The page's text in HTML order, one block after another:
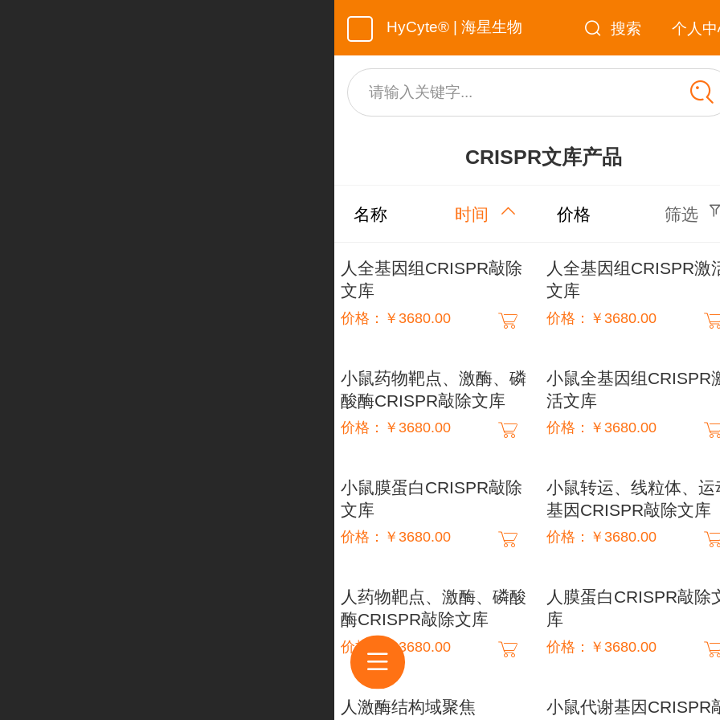
HyCyte® | 海星生物 搜索 个人
请输入关键字...
CRISPR文库产品
名称 时间 价格 筛选
人全基因组CRISPR敲除
文库
价格：￥3680.00
人全基因组CRISPR激
文库
价格：￥3680.00
小鼠药物靶点、激酶、磷
酸酶CRISPR敲除文库
价格：￥3680.00
小鼠全基因组CRISPR
活文库
价格：￥3680.00
小鼠膜蛋白CRISPR敲除
文库
价格：￥3680.00
小鼠转运、线粒体、运
基因CRISPR敲除文库
价格：￥3680.00
人药物靶点、激酶、磷酸
酶CRISPR敲除文库
价格：￥3680.00
人膜蛋白CRISPR敲除
库
价格：￥3680.00
人激酶结构域聚焦
小鼠代谢基因CRISPR